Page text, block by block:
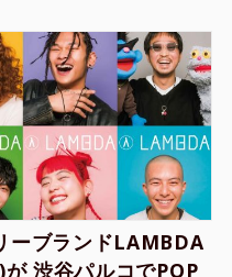
ーブランドLAMBDA
渋谷パルコでPOP